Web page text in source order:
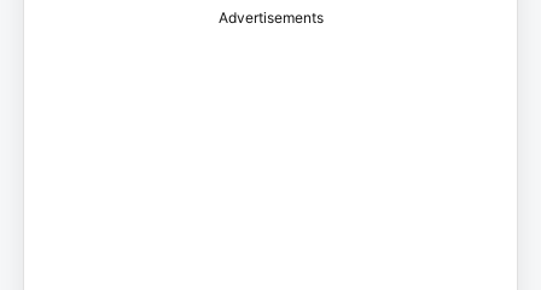
Advertisements